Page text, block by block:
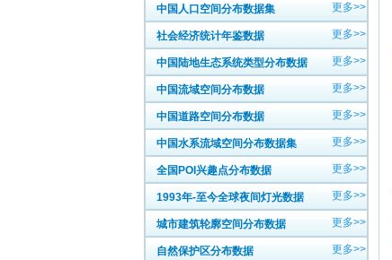
中国人口空间分布数据集 更多>>
社会经济统计年鉴数据 更多>>
中国陆地生态系统类型分布数据 更多>>
中国流域空间分布数据 更多>>
中国道路空间分布数据 更多>>
中国水系流域空间分布数据集 更多>>
全国POI兴趣点分布数据 更多>>
1993年-至今全球夜间灯光数据 更多>>
城市建筑轮廓空间分布数据 更多>>
自然保护区分布数据 更多>>